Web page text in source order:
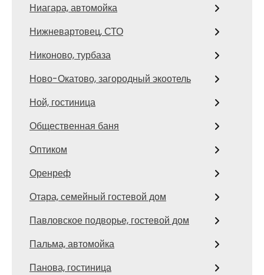
Ниагара, автомойка
Нижневартовец, СТО
Никоново, турбаза
Ново-Окатово, загородный экоотель
Ной, гостиница
Общественная баня
Оптиком
Оренреф
Отара, семейный гостевой дом
Павловское подворье, гостевой дом
Пальма, автомойка
Панова, гостиница